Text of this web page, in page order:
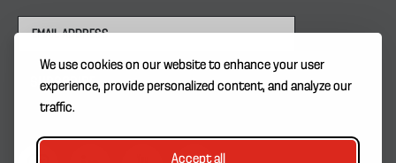
We use cookies on our website to enhance your user
experience, provide personalized content, and analyze our
traffic.
Accept all